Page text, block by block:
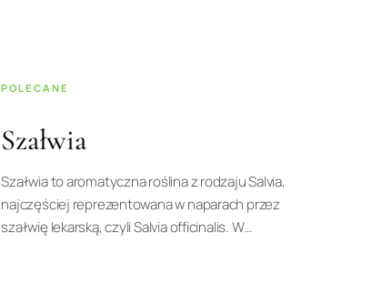
POLECANE
Szałwia
Szałwia to aromatyczna roślina z rodzaju Salvia,
najczęściej reprezentowana w naparach przez
szałwię lekarską, czyli Salvia officinalis. W…